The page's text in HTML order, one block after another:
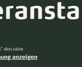
ahoi.salon
anzeigen